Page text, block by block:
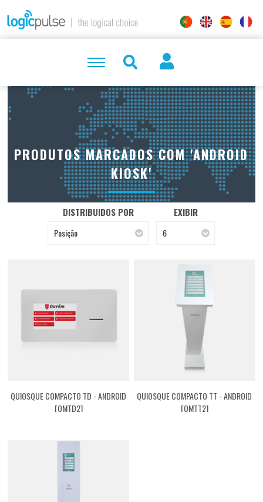
PRODUTOS MARCADOS COM 'ANDROID
KIOSK'
DISTRIBUIDOS POR
Posição
EXIBIR
6
QUIOSQUE COMPACTO TD - ANDROID
[QMTD2]
QUIOSQUE COMPACTO TT - ANDROID
[QMTT2]